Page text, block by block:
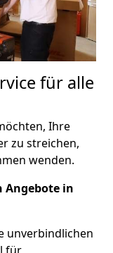
für alle
Ihre
zu streichen,
wenden.
Angebote in
unverbindlichen